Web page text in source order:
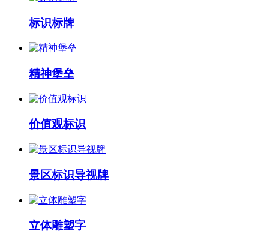
标识标牌
精神堡垒
价值观标识
景区标识导视牌
立体雕塑字